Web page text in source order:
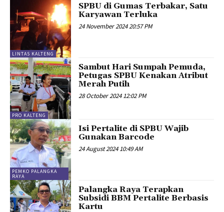
LINTAS KALTENG
SPBU di Gumas Terbakar, Satu
Karyawan Terluka
24 November 2024 20:57 PM
PRO KALTENG
Sambut Hari Sumpah Pemuda,
Petugas SPBU Kenakan Atribut
Merah Putih
28 October 2024 12:02 PM
PEMKO PALANGKA
RAYA
Isi Pertalite di SPBU Wajib
Gunakan Barcode
24 August 2024 10:49 AM
Palangka Raya Terapkan
Subsidi BBM Pertalite Berbasis
Kartu